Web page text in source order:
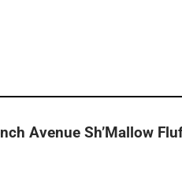
Avenue Sh’Mallow